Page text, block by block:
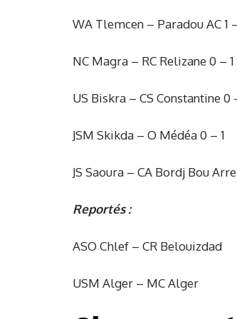
WA Tlemcen – Paradou AC 1
NC Magra – RC Relizane 0 – 1
US Biskra – CS Constantine 0
JSM Skikda – O Médéa 0 – 1
JS Saoura – CA Bordj Bou
Reportés :
ASO Chlef – CR Belouizdad
USM Alger – MC Alger